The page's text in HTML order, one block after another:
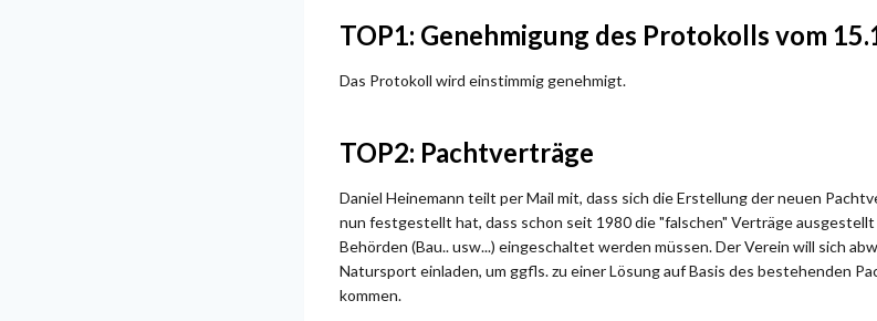
TOP1: Genehmigung des Protokolls vom
Das Protokoll wird einstimmig genehmigt.
TOP2: Pachtverträge
Daniel Heinemann teilt per Mail mit, dass sich die Erstellung der neuen
nun festgestellt hat, dass schon seit 1980 die "falschen" Verträge
Behörden (Bau.. usw...) eingeschaltet werden müssen. Der Verein will sich
Natursport einladen, um ggfls. zu einer Lösung auf Basis des bestehenden
kommen.